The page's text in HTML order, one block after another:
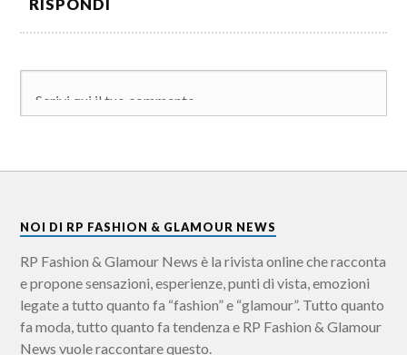
RISPONDI
NOI DI RP FASHION & GLAMOUR NEWS
RP Fashion & Glamour News è la rivista online che racconta
e propone sensazioni, esperienze, punti di vista, emozioni
legate a tutto quanto fa “fashion” e “glamour”. Tutto quanto
fa moda, tutto quanto fa tendenza e RP Fashion & Glamour
News vuole raccontare questo.